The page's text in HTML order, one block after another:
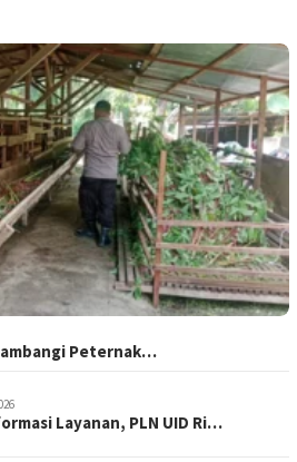
Peternak…
Layanan, PLN UID Ri…